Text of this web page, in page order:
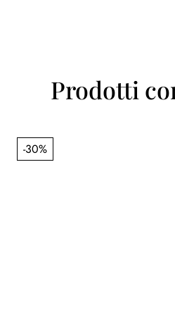
Prodotti
-30%